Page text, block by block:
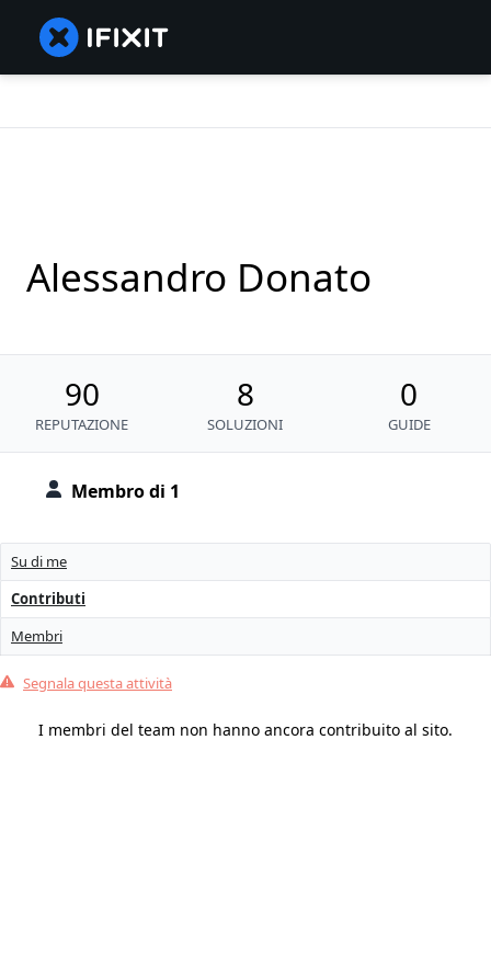
Membro di 1
Alessandro Donato
90
REPUTAZIONE
8
SOLUZIONI
0
GUIDE
Su di me
Contributi
Membri
Segnala questa attività
I membri del team non hanno ancora contribuito al sito.